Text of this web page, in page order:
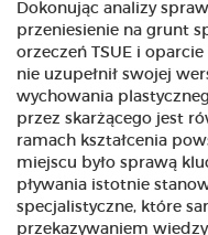
Dokonując analizy
przeniesienie na grunt
orzeczeń TSUE i
nie uzupełnił swojej
wychowania
przez skarżącego jest
ramach kształcenia
miejscu było sprawą
pływania istotnie
specjalistyczne, które
przekazywaniem